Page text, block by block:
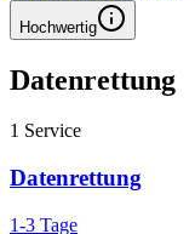
Hochwertig
Datenrettung
1 Service
Datenrettung
1-3 Tage